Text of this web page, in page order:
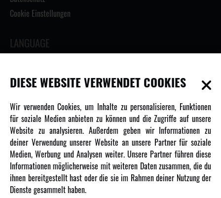
Cookie Einstellungen
LANGUAGE
INFORMATIONEN
Newsletter
Über uns
Karriere
Amewi Kataloge
DIESE WEBSITE VERWENDET COOKIES
Wir verwenden Cookies, um Inhalte zu personalisieren, Funktionen
für soziale Medien anbieten zu können und die Zugriffe auf unsere
Website zu analysieren. Außerdem geben wir Informationen zu
deiner Verwendung unserer Website an unsere Partner für soziale
Medien, Werbung und Analysen weiter. Unsere Partner führen diese
Informationen möglicherweise mit weiteren Daten zusammen, die du
ihnen bereitgestellt hast oder die sie im Rahmen deiner Nutzung der
Dienste gesammelt haben.